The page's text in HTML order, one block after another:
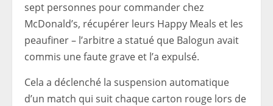
sept personnes pour commander chez
McDonald’s, récupérer leurs Happy Meals et les
peaufiner – l’arbitre a statué que Balogun avait
commis une faute grave et l’a expulsé.
Cela a déclenché la suspension automatique
d’un match qui suit chaque carton rouge lors de